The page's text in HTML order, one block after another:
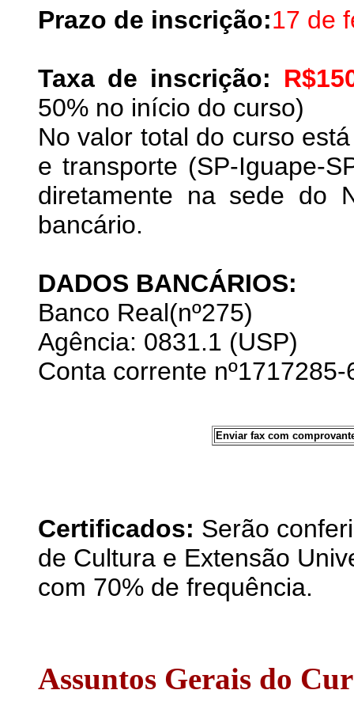
Prazo de inscrição:17 de
Taxa de inscrição:
50% no início do curso)
No valor total do curso
e transporte (SP-Iguape-
diretamente na sede do
bancário.
DADOS BANCÁRIOS:
Banco Real(nº275)
Agência: 0831.1 (USP)
Conta corrente
Enviar fax com
Certificados: Serão
de Cultura e Extensão
com 70% de frequência.
Assuntos Gerais do